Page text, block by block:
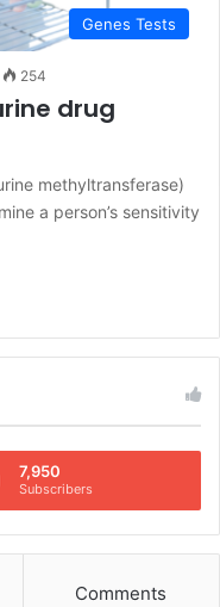
Genes Tests
254
drug
methyltransferase)
a person’s sensitivity
7,950
Subscribers
Comments